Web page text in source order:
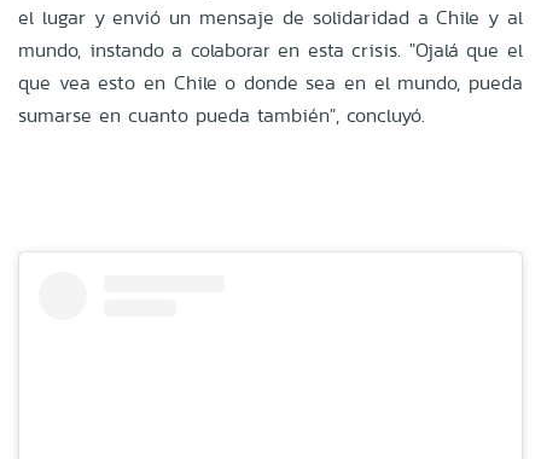
el lugar y envió un mensaje de solidaridad a Chile y al
mundo, instando a colaborar en esta crisis. "Ojalá que el
que vea esto en Chile o donde sea en el mundo, pueda
sumarse en cuanto pueda también", concluyó.